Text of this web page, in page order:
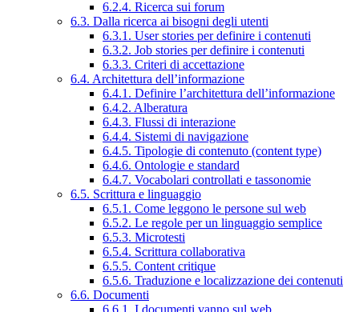
6.2.4. Ricerca sui forum
6.3. Dalla ricerca ai bisogni degli utenti
6.3.1. User stories per definire i contenuti
6.3.2. Job stories per definire i contenuti
6.3.3. Criteri di accettazione
6.4. Architettura dell’informazione
6.4.1. Definire l’architettura dell’informazione
6.4.2. Alberatura
6.4.3. Flussi di interazione
6.4.4. Sistemi di navigazione
6.4.5. Tipologie di contenuto (content type)
6.4.6. Ontologie e standard
6.4.7. Vocabolari controllati e tassonomie
6.5. Scrittura e linguaggio
6.5.1. Come leggono le persone sul web
6.5.2. Le regole per un linguaggio semplice
6.5.3. Microtesti
6.5.4. Scrittura collaborativa
6.5.5. Content critique
6.5.6. Traduzione e localizzazione dei contenuti
6.6. Documenti
6.6.1. I documenti vanno sul web